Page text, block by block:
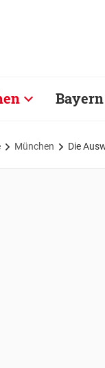
Bayern
München Die